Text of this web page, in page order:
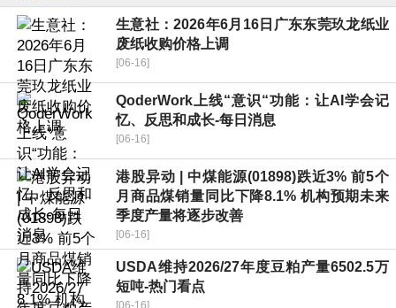
生意社：2026年6月16日广东东莞玖龙纸业
废纸收购价格上调
[06-16]
QoderWork上线“意识“功能：让AI学会记
忆、反思和成长-每日消息
[06-16]
港股异动 | 中煤能源(01898)跌近3% 前5个
月商品煤销量同比下降8.1% 机构预期未来
季度产量将逐步改善
[06-16]
USDA维持2026/27年度豆粕产量6502.5万
短吨-热门看点